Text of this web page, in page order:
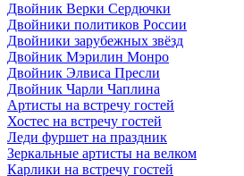
Двойник Верки Сердючки
Двойники политиков России
Двойники зарубежных звёзд
Двойник Мэрилин Монро
Двойник Элвиса Пресли
Двойник Чарли Чаплина
Артисты на встречу гостей
Хостес на встречу гостей
Леди фуршет на праздник
Зеркальные артисты на велком
Карлики на встречу гостей